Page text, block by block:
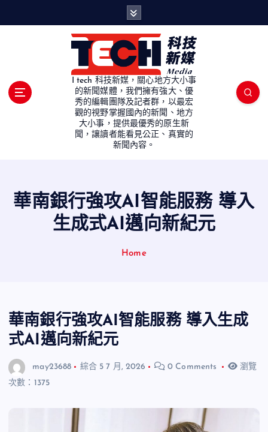
I tech 科技新媒，關心地方大小事
的新聞媒體，我們擁有強大、優
秀的編輯團隊及記者群，以最宏
觀的視野掌握國內的新聞、地方
大小事，提供最優秀的原生新
聞，讓讀者能看見公正、真實的
新聞內容。
華南銀行強攻AI智能服務 導入
生成式AI邁向新紀元
Home
華南銀行強攻AI智能服務 導入生成
式AI邁向新紀元
may23688 綜合 5 7 月, 2026 0 Comments
瀏覽
次數：1375